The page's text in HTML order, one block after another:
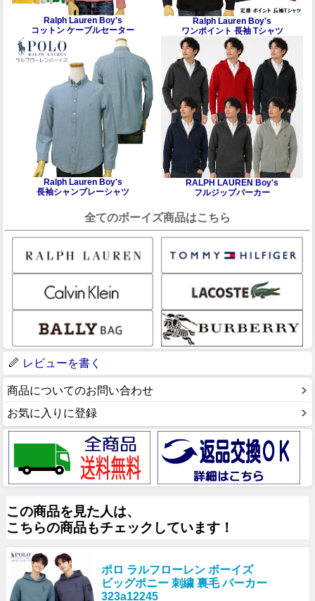
Ralph Lauren Boy's
コットン ケーブルセーター
Ralph Lauren Boy's
ワンポイント 長袖 Tシャツ
Ralph Lauren Boy's
長袖シャンブレーシャツ
RALPH LAUREN Boy's
フルジップパーカー
全てのボーイズ商品はこちら
レビューを書く
商品についてのお問い合わせ
お気に入りに登録
この商品を見た人は、
こちらの商品もチェックしています！
ポロ ラルフローレン ボーイズ
ビッグポニー 刺繍 裏毛 パーカー
323a12245